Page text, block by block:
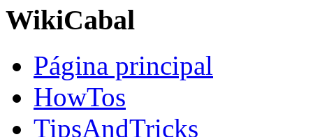
WikiCabal
Página principal
HowTos
TipsAndTricks